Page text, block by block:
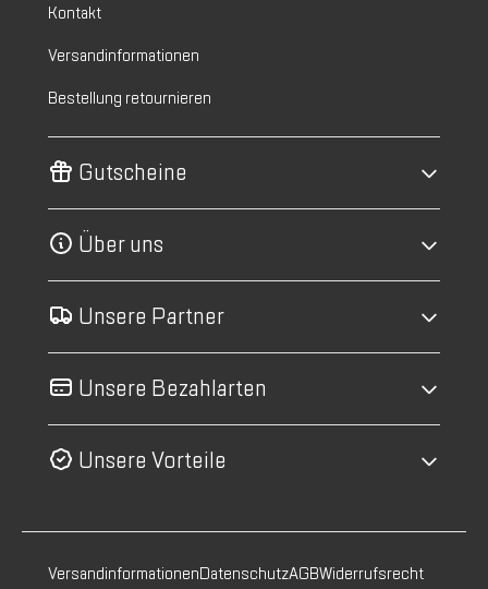
Kontakt
Versandinformationen
Bestellung retournieren
Gutscheine
Über uns
Unsere Partner
Unsere Bezahlarten
Unsere Vorteile
VersandinformationenDatenschutzAGBWiderrufsrecht